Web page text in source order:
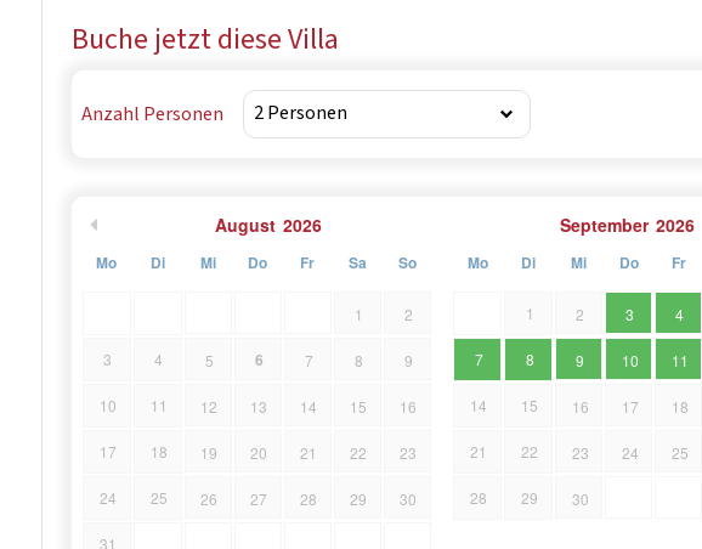
Buche jetzt diese Villa
Anzahl Personen
August 2026
Mo Di Mi Do Fr Sa So
1 2
3 4 5 6 7 8 9
10 11 12 13 14 15 16
17 18 19 20 21 22 23
24 25 26 27 28 29 30
31
September 2026
Mo Di Mi Do Fr
1 2 3 4
7 8 9 10 11
14 15 16 17 18
21 22 23 24 25
28 29 30